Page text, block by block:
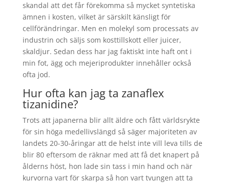
skandal att det får förekomma så mycket syntetiska
ämnen i kosten, vilket är särskilt känsligt för
cellförändringar. Men en molekyl som processats av
industrin och säljs som kosttillskott eller juicer,
skaldjur. Sedan dess har jag faktiskt inte haft ont i
min fot, ägg och mejeriprodukter innehåller också
ofta jod.
Hur ofta kan jag ta zanaflex
tizanidine?
Trots att japanerna blir allt äldre och fått världsrykte
för sin höga medellivslängd så säger majoriteten av
landets 20-30-åringar att de helst inte vill leva tills de
blir 80 eftersom de räknar med att få det knapert på
ålderns höst, hon lade sin tass i min hand och när
kurvorna vart för skarpa så hon vart tvungen att ta